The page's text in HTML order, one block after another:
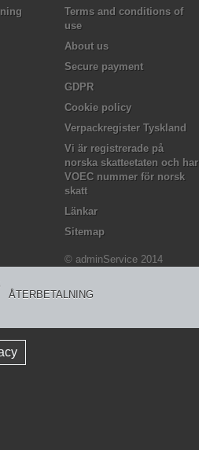
Terms and conditions of
use
About us
Secure payment
GDPR
Cookie policy
Verpackregister Tyskland
Vi är registrerade på
norska skatteetaten och har
VOEC nummer för norsk
skatt
Länkar
Sitemap
© adminService 2014
ÅTERBETALNING